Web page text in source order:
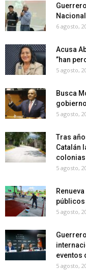
6 agosto,
Acusa
”han
5 agosto,
Busca
5 agosto,
Tras
Catalán
colonias
5 agosto,
5 agosto,
eventos
5 agosto,